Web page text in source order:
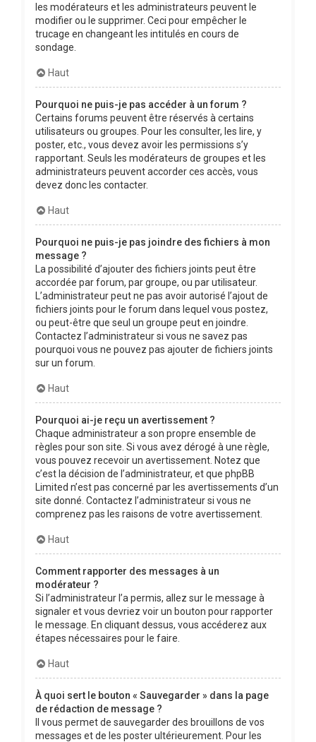
les modérateurs et les administrateurs peuvent le
modifier ou le supprimer. Ceci pour empêcher le
trucage en changeant les intitulés en cours de
sondage.
Haut
Pourquoi ne puis-je pas accéder à un forum ?
Certains forums peuvent être réservés à certains
utilisateurs ou groupes. Pour les consulter, les lire, y
poster, etc., vous devez avoir les permissions s’y
rapportant. Seuls les modérateurs de groupes et les
administrateurs peuvent accorder ces accès, vous
devez donc les contacter.
Haut
Pourquoi ne puis-je pas joindre des fichiers à mon
message ?
La possibilité d’ajouter des fichiers joints peut être
accordée par forum, par groupe, ou par utilisateur.
L’administrateur peut ne pas avoir autorisé l’ajout de
fichiers joints pour le forum dans lequel vous postez,
ou peut-être que seul un groupe peut en joindre.
Contactez l’administrateur si vous ne savez pas
pourquoi vous ne pouvez pas ajouter de fichiers joints
sur un forum.
Haut
Pourquoi ai-je reçu un avertissement ?
Chaque administrateur a son propre ensemble de
règles pour son site. Si vous avez dérogé à une règle,
vous pouvez recevoir un avertissement. Notez que
c’est la décision de l’administrateur, et que phpBB
Limited n’est pas concerné par les avertissements d’un
site donné. Contactez l’administrateur si vous ne
comprenez pas les raisons de votre avertissement.
Haut
Comment rapporter des messages à un
modérateur ?
Si l’administrateur l’a permis, allez sur le message à
signaler et vous devriez voir un bouton pour rapporter
le message. En cliquant dessus, vous accéderez aux
étapes nécessaires pour le faire.
Haut
À quoi sert le bouton « Sauvegarder » dans la page
de rédaction de message ?
Il vous permet de sauvegarder des brouillons de vos
messages et de les poster ultérieurement. Pour les